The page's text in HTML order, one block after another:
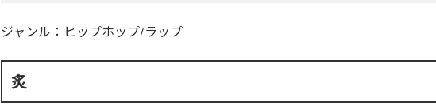
ジャンル： ヒップホップ/ラップ
炙